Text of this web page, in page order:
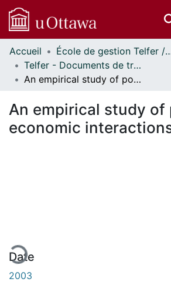
Communautés
et collections
Parcourir
À propos
Accueil
École de gestion Telfer //
Telfer - Documents de travail // Telfer - Working Papers
An empirical study of politico-economic interactions in Canada
An empirical study
economic
Date
2003